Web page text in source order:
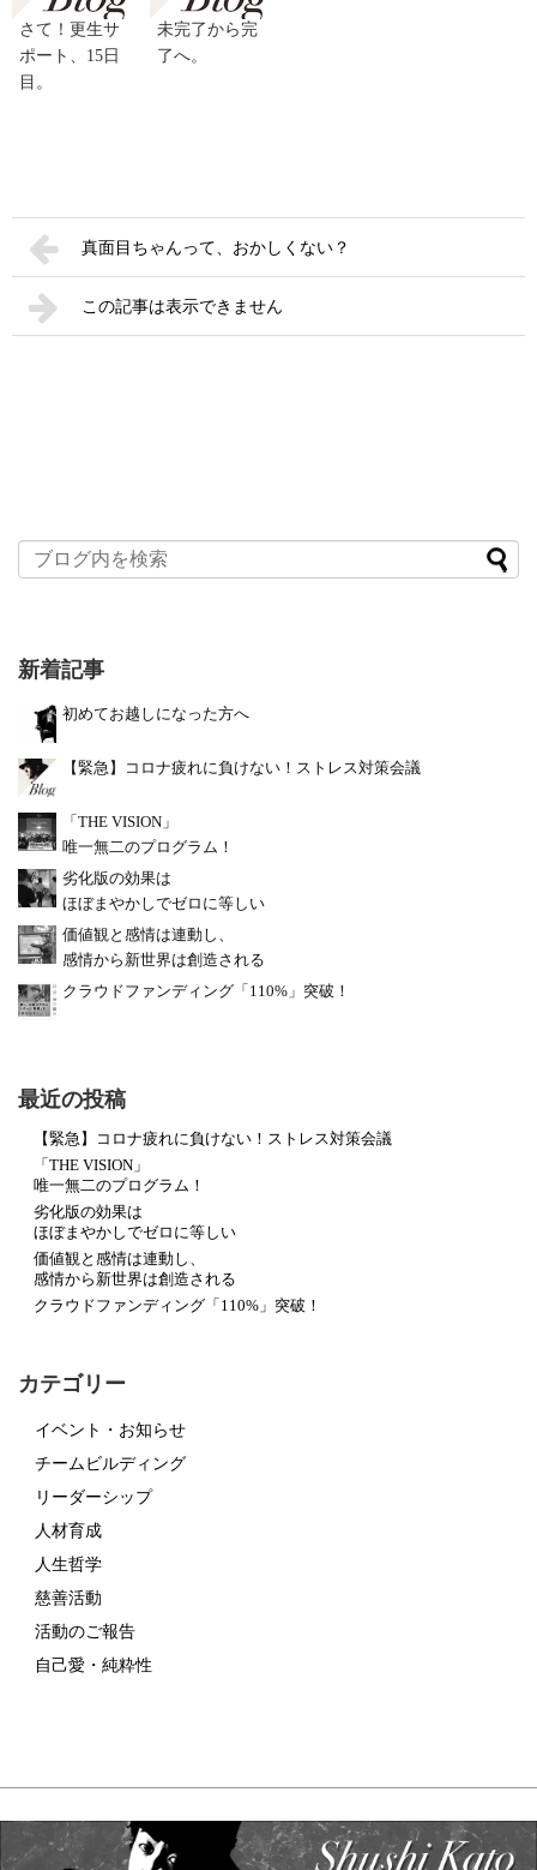
さて！更生サ
ポート、15日
目。
未完了から完
了へ。
真面目ちゃんって、おかしくない？
この記事は表示できません
新着記事
初めてお越しになった方へ
【緊急】コロナ疲れに負けない！ストレス対策会議
「THE VISION」
唯一無二のプログラム！
劣化版の効果は
ほぼまやかしでゼロに等しい
価値観と感情は連動し、
感情から新世界は創造される
クラウドファンディング「110%」突破！
最近の投稿
【緊急】コロナ疲れに負けない！ストレス対策会議
「THE VISION」
唯一無二のプログラム！
劣化版の効果は
ほぼまやかしでゼロに等しい
価値観と感情は連動し、
感情から新世界は創造される
クラウドファンディング「110%」突破！
カテゴリー
イベント・お知らせ
チームビルディング
リーダーシップ
人材育成
人生哲学
慈善活動
活動のご報告
自己愛・純粋性